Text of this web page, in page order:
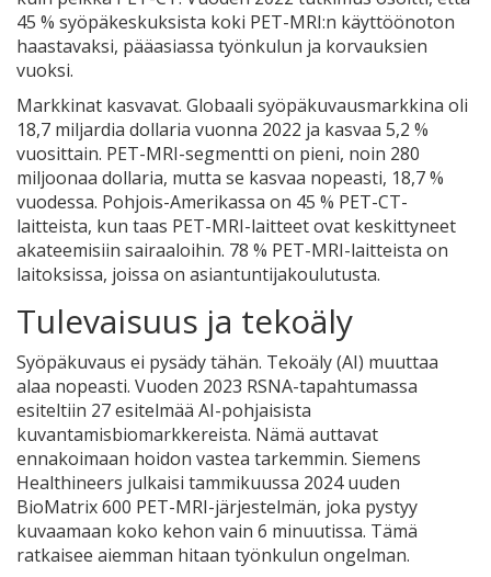
45 % syöpäkeskuksista koki PET-MRI:n käyttöönoton
haastavaksi, pääasiassa työnkulun ja korvauksien
vuoksi.
Markkinat kasvavat. Globaali syöpäkuvausmarkkina oli
18,7 miljardia dollaria vuonna 2022 ja kasvaa 5,2 %
vuosittain. PET-MRI-segmentti on pieni, noin 280
miljoonaa dollaria, mutta se kasvaa nopeasti, 18,7 %
vuodessa. Pohjois-Amerikassa on 45 % PET-CT-
laitteista, kun taas PET-MRI-laitteet ovat keskittyneet
akateemisiin sairaaloihin. 78 % PET-MRI-laitteista on
laitoksissa, joissa on asiantuntijakoulutusta.
Tulevaisuus ja tekoäly
Syöpäkuvaus ei pysädy tähän. Tekoäly (AI) muuttaa
alaa nopeasti. Vuoden 2023 RSNA-tapahtumassa
esiteltiin 27 esitelmää AI-pohjaisista
kuvantamisbiomarkkereista. Nämä auttavat
ennakoimaan hoidon vastea tarkemmin. Siemens
Healthineers julkaisi tammikuussa 2024 uuden
BioMatrix 600 PET-MRI-järjestelmän, joka pystyy
kuvaamaan koko kehon vain 6 minuutissa. Tämä
ratkaisee aiemman hitaan työnkulun ongelman.